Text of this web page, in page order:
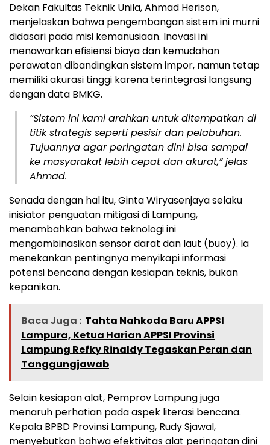
Dekan Fakultas Teknik Unila, Ahmad Herison,
menjelaskan bahwa pengembangan sistem ini murni
didasari pada misi kemanusiaan. Inovasi ini
menawarkan efisiensi biaya dan kemudahan
perawatan dibandingkan sistem impor, namun tetap
memiliki akurasi tinggi karena terintegrasi langsung
dengan data BMKG.
“Sistem ini kami arahkan untuk ditempatkan di
titik strategis seperti pesisir dan pelabuhan.
Tujuannya agar peringatan dini bisa sampai
ke masyarakat lebih cepat dan akurat,” jelas
Ahmad.
Senada dengan hal itu, Ginta Wiryasenjaya selaku
inisiator penguatan mitigasi di Lampung,
menambahkan bahwa teknologi ini
mengombinasikan sensor darat dan laut (buoy). Ia
menekankan pentingnya menyikapi informasi
potensi bencana dengan kesiapan teknis, bukan
kepanikan.
Baca Juga : Tahta Nahkoda Baru APPSI
Lampura, Ketua Harian APPSI Provinsi
Lampung Refky Rinaldy Tegaskan Peran dan
Tanggungjawab
Selain kesiapan alat, Pemprov Lampung juga
menaruh perhatian pada aspek literasi bencana.
Kepala BPBD Provinsi Lampung, Rudy Sjawal,
menyebutkan bahwa efektivitas alat peringatan dini